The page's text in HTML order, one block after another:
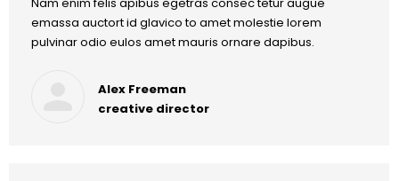
emassa auctort id glavico to amet molestie lorem
pulvinar odio eulos amet mauris ornare dapibus.
Alex Freeman
creative director